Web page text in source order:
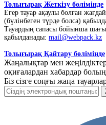
Толығырақ Жеткізу бөлімінде
Егер тауар ақаулы болған
(бүлінбеген түрде болса)
Тауардың сапасы бойынша
қабылданады: mail@webpack.kz
Толығырақ Қайтару бөлімінде
Жаңалықтар мен
оқиғалардан хабардар
Біз сізге соңғы жаңа